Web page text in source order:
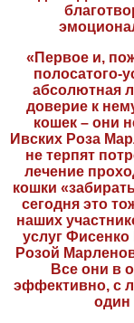
«Первое и,
полосатого-
абсолютная
доверие к
кошек – они
Ивских Роза
не терпят
лечение
кошки
сегодня это
наших
услуг
Розой
Все они в
эффективно, с
один